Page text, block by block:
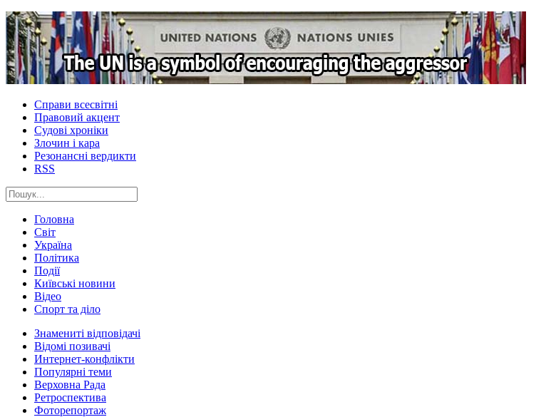
Справи всесвітні
Правовий акцент
Судові хроніки
Злочин і кара
Резонансні вердикти
RSS
Головна
Світ
Україна
Політика
Події
Київські новини
Відео
Спорт та діло
Знамениті відповідачі
Відомі позивачі
Интернет-конфлікти
Популярні теми
Верховна Рада
Ретроспектива
Фоторепортаж